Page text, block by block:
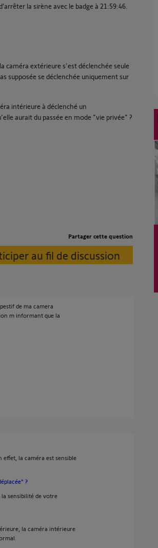
la sirène avec le badge à 21:59:46.
caméra extérieure s'est déclenchée seule
supposée se déclenchée uniquement sur
intérieure à déclenché un
aurait du passée en mode "vie privée" ?
Partager cette question
au fil de discussion
de ma camera
m informant que la
la caméra est sensible
?
la sensibilité de votre
la caméra intérieure